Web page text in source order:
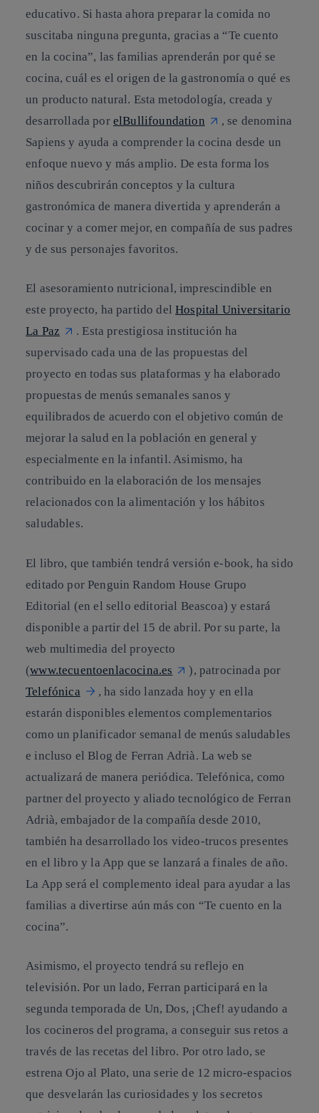
educativo. Si hasta ahora preparar la comida no
suscitaba ninguna pregunta, gracias a “Te cuento
en la cocina”, las familias aprenderán por qué se
cocina, cuál es el origen de la gastronomía o qué es
un producto natural. Esta metodología, creada y
desarrollada por elBullifoundation
, se denomina
Sapiens y ayuda a comprender la cocina desde un
enfoque nuevo y más amplio. De esta forma los
niños descubrirán conceptos y la cultura
gastronómica de manera divertida y aprenderán a
cocinar y a comer mejor, en compañía de sus padres
y de sus personajes favoritos.
El asesoramiento nutricional, imprescindible en
este proyecto, ha partido delHospital Universitario
La Paz
. Esta prestigiosa institución ha
supervisado cada una de las propuestas del
proyecto en todas sus plataformas y ha elaborado
propuestas de menús semanales sanos y
equilibrados de acuerdo con el objetivo común de
mejorar la salud en la población en general y
especialmente en la infantil. Asimismo, ha
contribuido en la elaboración de los mensajes
relacionados con la alimentación y los hábitos
saludables.
El libro, que también tendrá versión e-book, ha sido
editado por Penguin Random House Grupo
Editorial (en el sello editorial Beascoa) y estará
disponible a partir del 15 de abril. Por su parte, la
web multimedia del proyecto
(www.tecuentoenlacocina.es
), patrocinada por
Telefónica
, ha sido lanzada hoy y en ella
estarán disponibles elementos complementarios
como un planificador semanal de menús saludables
e incluso el Blog de Ferran Adrià. La web se
actualizará de manera periódica. Telefónica, como
partner del proyecto y aliado tecnológico de Ferran
Adrià, embajador de la compañía desde 2010,
también ha desarrollado los video-trucos presentes
en el libro y la App que se lanzará a finales de año.
La App será el complemento ideal para ayudar a las
familias a divertirse aún más con “Te cuento en la
cocina”.
Asimismo, el proyecto tendrá su reflejo en
televisión. Por un lado, Ferran participará en la
segunda temporada de Un, Dos, ¡Chef! ayudando a
los cocineros del programa, a conseguir sus retos a
través de las recetas del libro. Por otro lado, se
estrena Ojo al Plato, una serie de 12 micro-espacios
que desvelarán las curiosidades y los secretos